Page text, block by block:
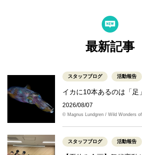
最新記事
スタッフブログ 活動報告
イカに10本あるのは「足
2026/08/07
© Magnus Lundgren / Wild Wonders
スタッフブログ 活動報告